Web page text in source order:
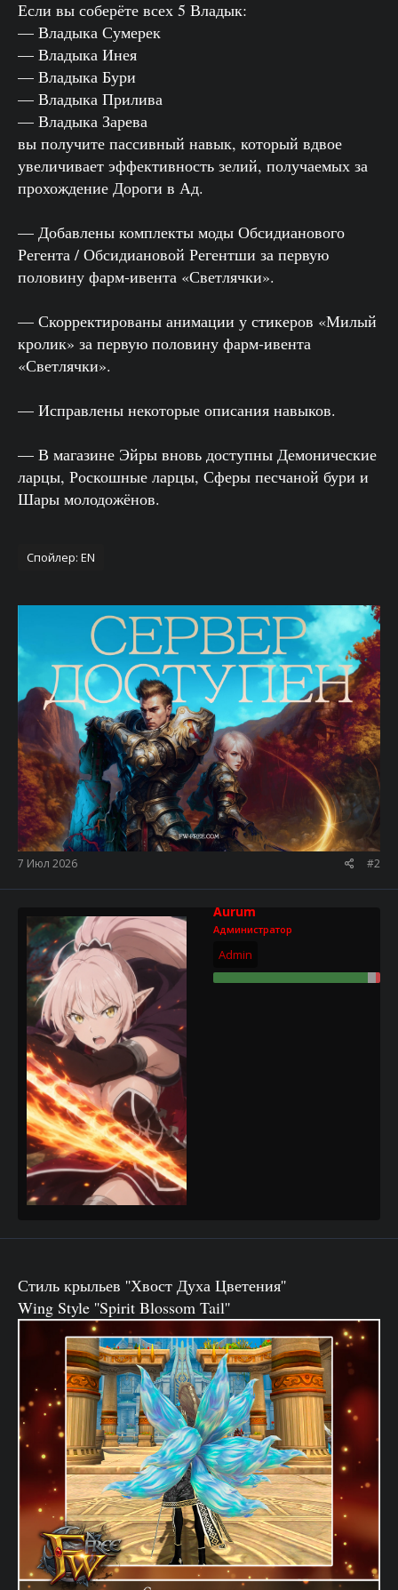
Если вы соберёте всех 5 Владык:
— Владыка Сумерек
— Владыка Инея
— Владыка Бури
— Владыка Прилива
— Владыка Зарева
вы получите пассивный навык, который вдвое
увеличивает эффективность зелий, получаемых за
прохождение Дороги в Ад.
— Добавлены комплекты моды Обсидианового
Регента / Обсидиановой Регентши за первую
половину фарм-ивента «Светлячки».
— Скорректированы анимации у стикеров «Милый
кролик» за первую половину фарм-ивента
«Светлячки».
— Исправлены некоторые описания навыков.
— В магазине Эйры вновь доступны Демонические
ларцы, Роскошные ларцы, Сферы песчаной бури и
Шары молодожёнов.
Спойлер: EN
7 Июл 2026 #2
Aurum
Администратор
Admin
Стиль крыльев ''Хвост Духа Цветения''
Wing Style ''Spirit Blossom Tail''